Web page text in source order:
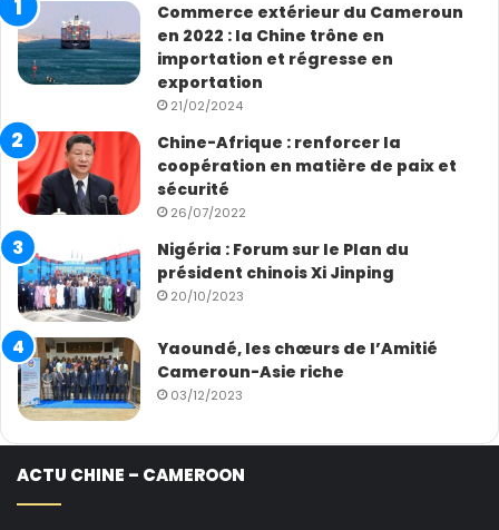
Commerce extérieur du Cameroun
en 2022 : la Chine trône en
importation et régresse en
exportation
21/02/2024
Chine-Afrique : renforcer la
coopération en matière de paix et
sécurité
26/07/2022
Nigéria : Forum sur le Plan du
président chinois Xi Jinping
20/10/2023
Yaoundé, les chœurs de l’Amitié
Cameroun-Asie riche
03/12/2023
ACTU CHINE – CAMEROON